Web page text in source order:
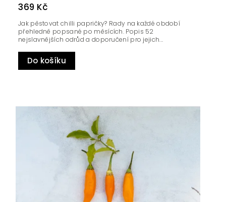
369 Kč
Do košíku
Jak pěstovat chilli papričky? Rady na každé období
přehledně popsané po měsících. Popis 52
nejslavnějších odrůd a doporučení pro jejich...